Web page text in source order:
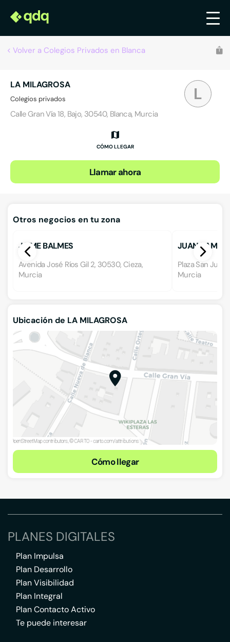
Volver a Colegios Privados en Blanca
L
LA MILAGROSA
Colegios privados
Calle Gran Vía 18, Bajo, 30540, Blanca, Murcia
CÓMO LLEGAR
Llamar ahora
Otros negocios en tu zona
JAIME BALMES
Avenida José Ríos Gil 2, 30530, Cieza,
Murcia
JUAN
Plaza San
Murcia
Ubicación de LA MILAGROSA
Cómo llegar
PLANES DIGITALES
Plan Impulsa
Plan Desarrollo
Plan Visibilidad
Plan Integral
Plan Contacto Activo
Te puede interesar